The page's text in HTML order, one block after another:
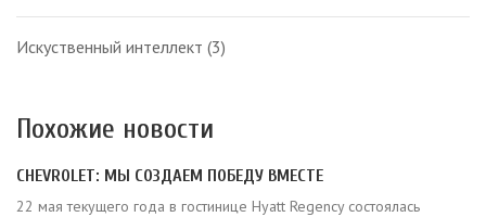
Искуственный интеллект (3)
Похожие новости
CHEVROLET: МЫ СОЗДАЕМ ПОБЕДУ ВМЕСТЕ
22 мая текущего года в гостинице Hyatt Regency состоялась